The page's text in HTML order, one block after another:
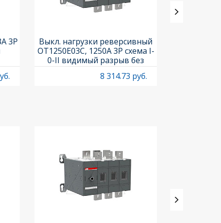
3P
Выкл. нагрузки реверсивный
OT1250E03C, 1250A 3P схема I-
0-II видимый разрыв без
рукоятки
8 314.73 руб.